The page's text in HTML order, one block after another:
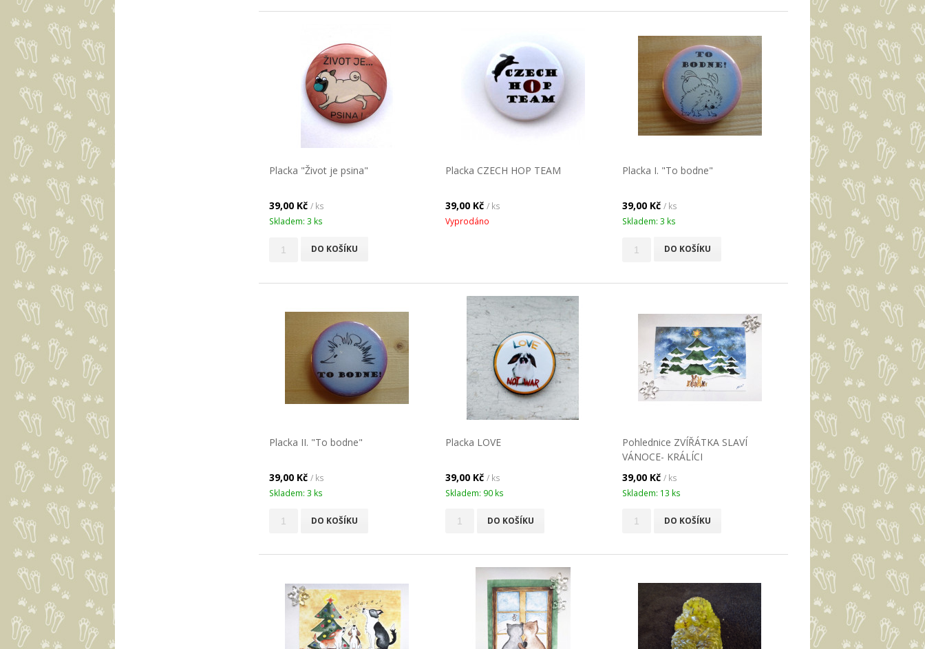
Placka "Život je psina"
39,00 Kč / ks
Skladem: 3 ks
DO KOŠÍKU
Placka CZECH HOP TEAM
39,00 Kč/ ks
Vyprodáno
Placka I. "To bodne"
39,00 Kč / ks
Skladem: 3 ks
DO KOŠÍKU
Placka II. "To bodne"
39,00 Kč / ks
Skladem: 3 ks
DO KOŠÍKU
Placka LOVE
39,00 Kč/ ks
Skladem: 90 ks
DO KOŠÍKU
Pohlednice ZVÍŘÁTKA SLAVÍ
VÁNOCE- KRÁLÍCI
39,00 Kč / ks
Skladem: 13 ks
DO KOŠÍKU